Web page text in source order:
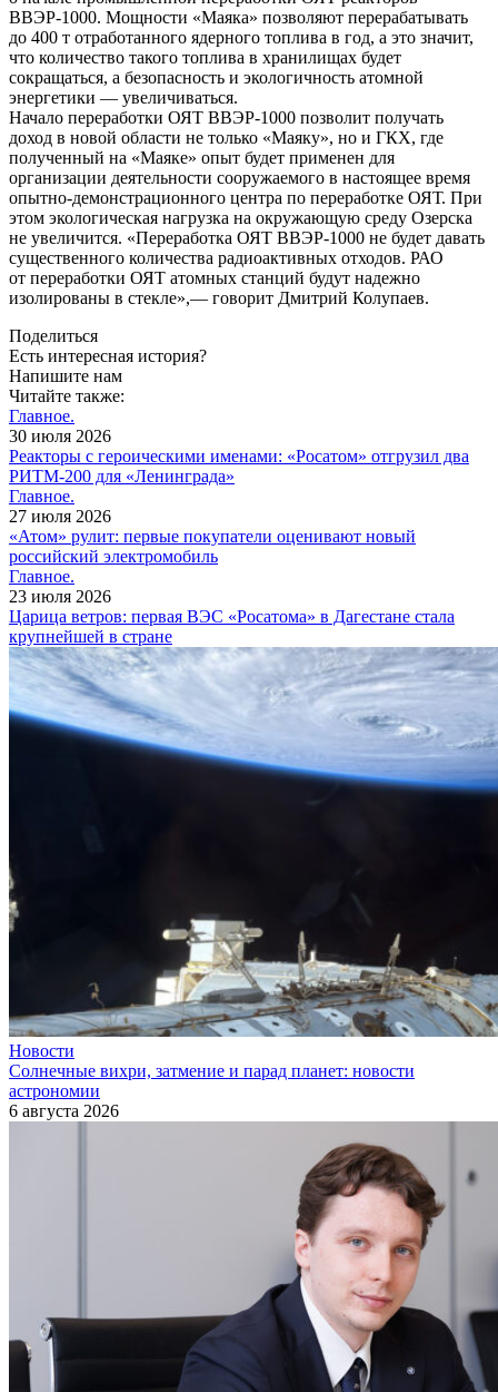
ВВЭР-1000. Мощности «Маяка» позволяют перерабатывать
до 400 т отработанного ядерного топлива в год, а это значит,
что количество такого топлива в хранилищах будет
сокращаться, а безопасность и экологичность атомной
энергетики — увеличиваться.
Начало переработки ОЯТ ВВЭР-1000 позволит получать
доход в новой области не только «Маяку», но и ГКХ, где
полученный на «Маяке» опыт будет применен для
организации деятельности сооружаемого в настоящее время
опытно-демонстрационного центра по переработке ОЯТ. При
этом экологическая нагрузка на окружающую среду Озерска
не увеличится. «Переработка ОЯТ ВВЭР-1000 не будет давать
существенного количества радиоактивных отходов. РАО
от переработки ОЯТ атомных станций будут надежно
изолированы в стекле»,— говорит Дмитрий Колупаев.
Поделиться
Есть интересная история?
Напишите нам
Читайте также:
Главное.
30 июля 2026
Реакторы с героическими именами: «Росатом» отгрузил два
РИТМ-200 для «Ленинграда»
Главное.
27 июля 2026
«Атом» рулит: первые покупатели оценивают новый
российский электромобиль
Главное.
23 июля 2026
Царица ветров: первая ВЭС «Росатома» в Дагестане стала
крупнейшей в стране
Новости
Солнечные вихри, затмение и парад планет: новости
астрономии
6 августа 2026